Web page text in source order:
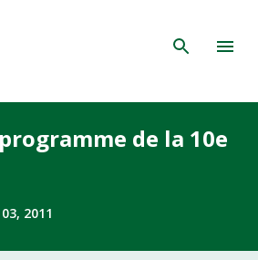
de la 10e
2011